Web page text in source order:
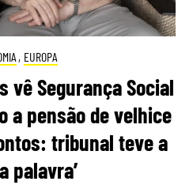
, EUROPA
vê Segurança Social
a pensão de velhice
tribunal teve a
palavra’